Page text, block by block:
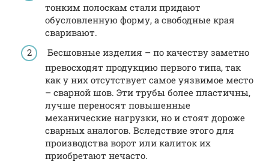
тонким полоскам стали придают
обусловленную форму, а свободные края
сваривают.
Бесшовные изделия – по качеству заметно
превосходят продукцию первого типа, так
как у них отсутствует самое уязвимое место
– сварной шов. Эти трубы более пластичны,
лучше переносят повышенные
механические нагрузки, но и стоят дороже
сварных аналогов. Вследствие этого для
производства ворот или калиток их
приобретают нечасто.